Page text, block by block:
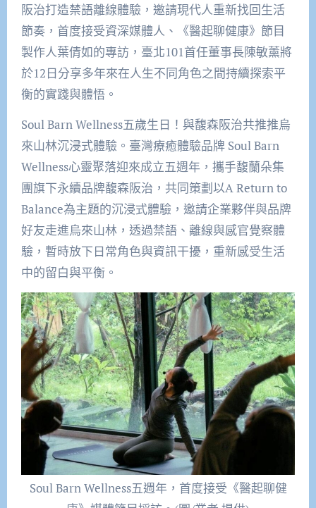
阪治打造禁語離線體驗，邀請現代人重新找回生活
節奏，首度接受資深媒體人、《醫起聊健康》節目
製作人葉倩如的專訪，臺北101首任董事長陳敏薰將
於12日分享多年來在人生不同角色之間持續探索平
衡的實踐與體悟。
Soul Barn Wellness五歲生日！與馥森阪治共推推烏
來山林沉浸式體驗。臺灣療癒體驗品牌 Soul Barn
Wellness心靈聚落迎來成立五週年，攜手馥蘭朵集
團旗下永續品牌馥森阪治，共同策劃以A Return to
Balance為主題的沉浸式體驗，邀請企業夥伴與品牌
好友走進烏來山林，透過禁語、離線與感官覺察體
驗，暫時放下日常角色與資訊干擾，重新感受生活
中的留白與平衡。
Soul Barn Wellness五週年，首度接受《醫起聊健